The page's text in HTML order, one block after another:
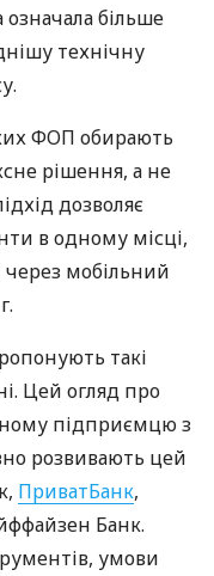
більше
технічну
ФОП обирають
рішення, а не
дозволяє
в одному місці,
мобільний
такі
Цей огляд про
підприємцю з
розвивають цей
ПриватБанк,
Банк.
умови